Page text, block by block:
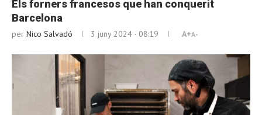
Els forners francesos que han conquerit
Barcelona
per Nico Salvadó 3 juny 2024 · 08:19 A+A-